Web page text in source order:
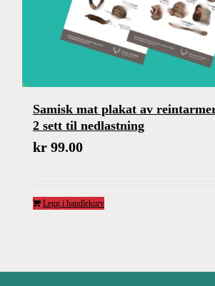
Samisk mat plakat av
2 sett til nedlastning
kr 99.00
Legg i handlekurv